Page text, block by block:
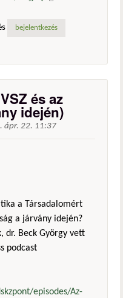
bejelentkezés
és az
idején)
ápr. 22. 11:37
a Társadalomért
a járvány idején?
dr. Beck György vett
podcast
episodes/Az-